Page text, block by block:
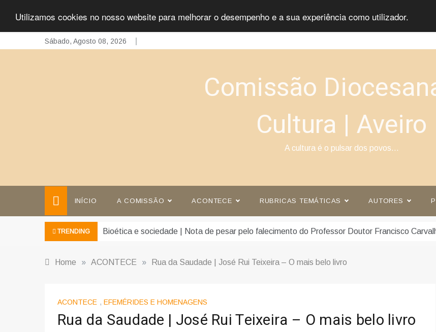
Utilizamos cookies no nosso website para melhorar o desempenho e a sua experiência como utilizador.
to
Sábado, Agosto 08, 2026
Comissão
Cultura | Aveiro
A cultura é o pulsar dos povos…
INÍCIO A COMISSÃO ACONTECE RUBRICAS TEMÁTICAS AUTORES
TRENDING Bioética e sociedade | Nota de pesar pelo falecimento do Professor Doutor Francisco
Home » ACONTECE » Rua da Saudade | José Rui Teixeira – O mais belo livro
ACONTECE , EFEMÉRIDES E HOMENAGENS
Rua da Saudade | José Rui Teixeira – O mais belo livro